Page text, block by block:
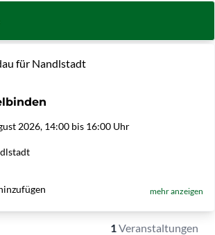
für Nandlstadt
2026, 14:00 bis 16:00 Uhr
mehr anzeigen
1Veranstaltungen